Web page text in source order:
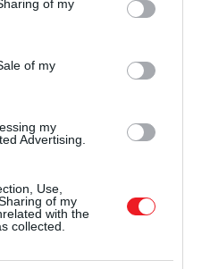
behaviour. You may click to
and its third-party tags to
purposes in below Google
of my
of my
my
Advertising.
Use,
of my
with the
collected.
valódi
Makri esete
ennél: a
oldalán fekvő sziget
ám az
komoly jogi…
londoni